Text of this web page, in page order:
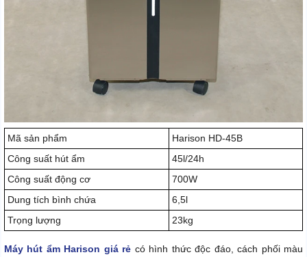
Mã sản phẩm
Harison HD-45B
Công suất hút ẩm
45l/24h
Công suất động cơ
700W
Dung tích bình chứa
6,5l
Trọng lượng
23kg
Máy hút ẩm Harison giá rẻ có hình thức độc đáo, cách phối màu